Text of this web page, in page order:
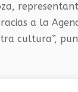
a la
cultura”,